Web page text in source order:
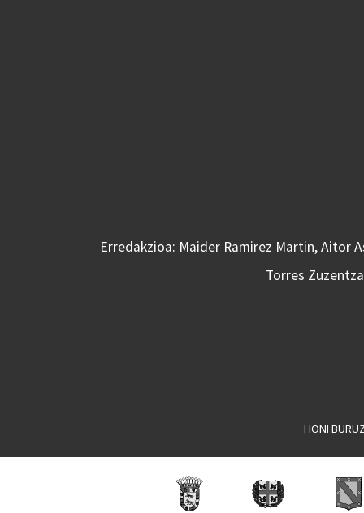
Erredakzioa: Maider Ramirez Martin, Aitor
Torres
HONI BURUZ